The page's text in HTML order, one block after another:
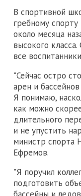
В спортивной
гребному
около месяца
высокого
все
"Сейчас остро
арен и
Я понимаю,
как можно
длительного
и не упустить
министр спорта
Ефремов.
"Я поручил
подготовить